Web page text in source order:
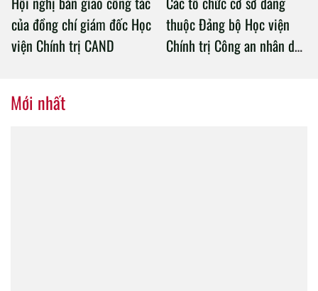
của đồng chí giám đốc Học
viện Chính trị CAND
thuộc Đảng bộ Học viện
Chính trị Công an nhân dân
Mới nhất